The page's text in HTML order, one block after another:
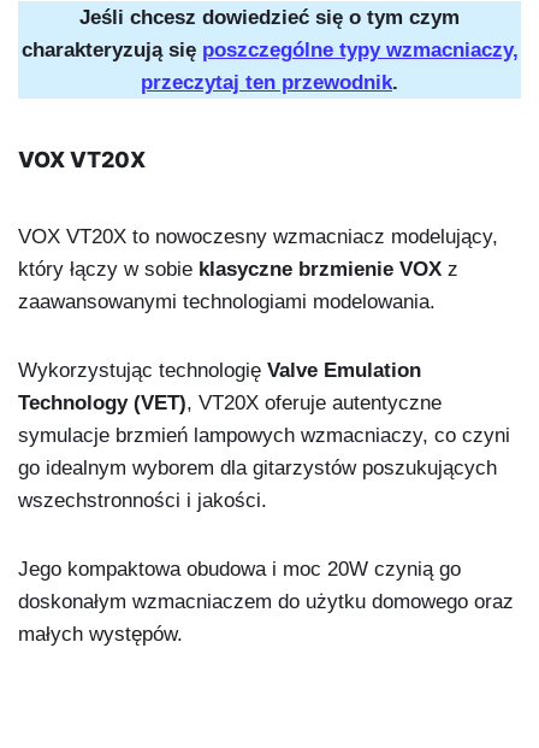
Jeśli chcesz dowiedzieć się o tym czym
charakteryzują się poszczególne typy wzmacniaczy,
przeczytaj ten przewodnik.
VOX VT20X
VOX VT20X to nowoczesny wzmacniacz modelujący,
który łączy w sobie klasyczne brzmienie VOX z
zaawansowanymi technologiami modelowania.
Wykorzystując technologię Valve Emulation
Technology (VET), VT20X oferuje autentyczne
symulacje brzmień lampowych wzmacniaczy, co czyni
go idealnym wyborem dla gitarzystów poszukujących
wszechstronności i jakości.
Jego kompaktowa obudowa i moc 20W czynią go
doskonałym wzmacniaczem do użytku domowego oraz
małych występów.